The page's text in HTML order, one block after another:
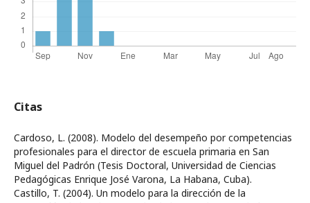
Citas
Cardoso, L. (2008). Modelo del desempeño por competencias
profesionales para el director de escuela primaria en San
Miguel del Padrón (Tesis Doctoral, Universidad de Ciencias
Pedagógicas Enrique José Varona, La Habana, Cuba).
Castillo, T. (2004). Un modelo para la dirección de la